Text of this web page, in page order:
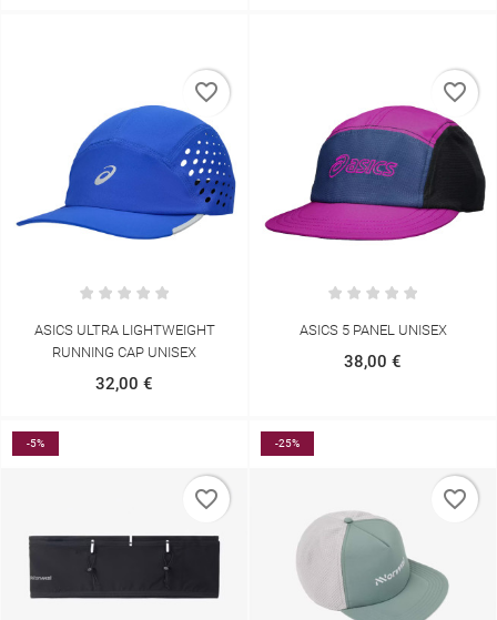
ASICS ULTRA LIGHTWEIGHT
RUNNING CAP UNISEX
32,00 €
favorite_border
ASICS 5 PANEL UNISEX
38,00 €
favorite_border
-5%
favorite_border
-25%
favorite_border